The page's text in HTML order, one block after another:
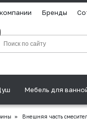
Бренды
Мебель для
» Внешняя часть